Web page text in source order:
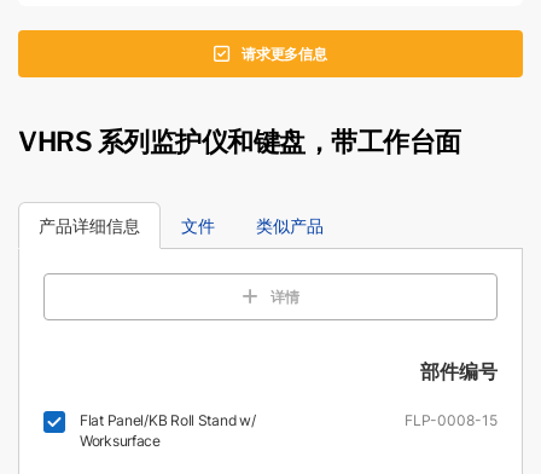
请求更多信息
VHRS 系列监护仪和键盘，带工作台面
产品详细信息 文件 类似产品
详情
部件编号
Flat Panel/KB Roll Stand w/
Worksurface
FLP-0008-15